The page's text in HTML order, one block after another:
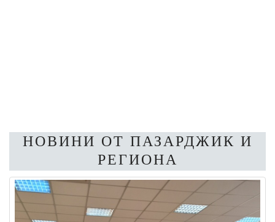
НОВИНИ ОТ ПАЗАРДЖИК И
РЕГИОНА